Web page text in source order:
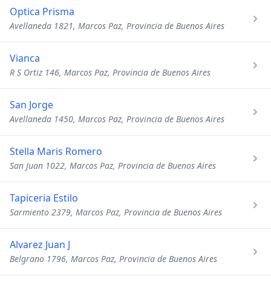
Optica Prisma
Avellaneda 1821, Marcos Paz, Provincia de Buenos Aires
Vianca
R S Ortiz 146, Marcos Paz, Provincia de Buenos Aires
San Jorge
Avellaneda 1450, Marcos Paz, Provincia de Buenos Aires
Stella Maris Romero
San Juan 1022, Marcos Paz, Provincia de Buenos Aires
Tapiceria Estilo
Sarmiento 2379, Marcos Paz, Provincia de Buenos Aires
Alvarez Juan J
Belgrano 1796, Marcos Paz, Provincia de Buenos Aires